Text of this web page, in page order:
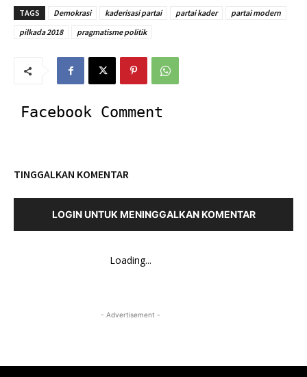
TAGS Demokrasi kaderisasi partai partai kader
partai modern
pilkada 2018
pragmatisme politik
Facebook Comment
TINGGALKAN KOMENTAR
LOGIN UNTUK MENINGGALKAN KOMENTAR
Loading...
- Advertisement -